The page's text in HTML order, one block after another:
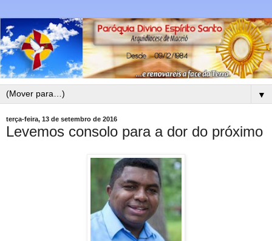
▼
terça-feira, 13 de setembro de 2016
Levemos consolo para a dor do próximo